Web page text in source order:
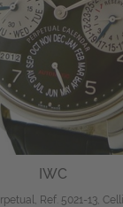
IWC
Ref. 5021-13,